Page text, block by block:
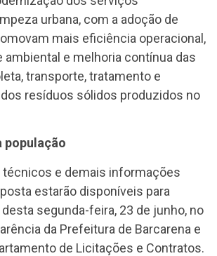
urbana, com a adoção de
mais eficiência operacional,
ambiental e melhoria contínua das
transporte, tratamento e
resíduos sólidos produzidos no
população
e demais informações
estarão disponíveis para
segunda-feira, 23 de junho, no
da Prefeitura de Barcarena e
de Licitações e Contratos.